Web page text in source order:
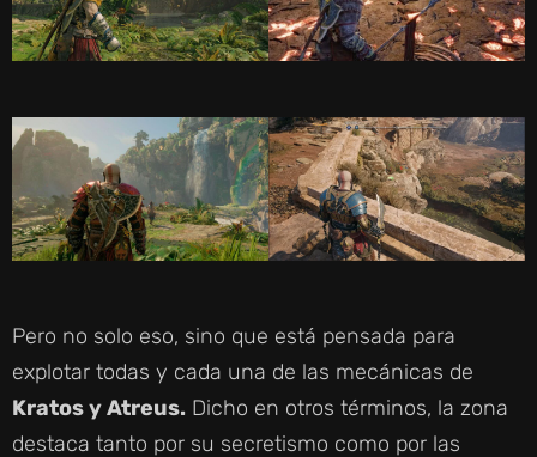
Pero no solo eso, sino que está pensada para
explotar todas y cada una de las mecánicas de
Kratos y Atreus. Dicho en otros términos, la zona
destaca tanto por su secretismo como por las